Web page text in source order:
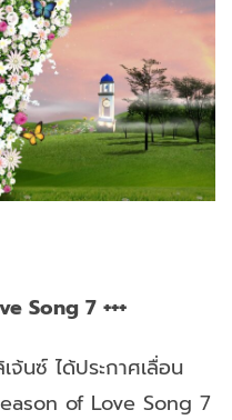
Song 7 +++
ซ์ ได้ประกาศเลื่อน
of Love Song 7